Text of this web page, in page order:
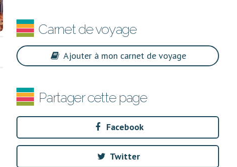
Carnet de voyage
Ajouter à mon carnet de voyage
Partager cette page
Facebook
Twitter